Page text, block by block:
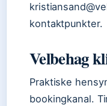
kontaktpunkter.
Velbehag
Praktiske
bookingkanal.